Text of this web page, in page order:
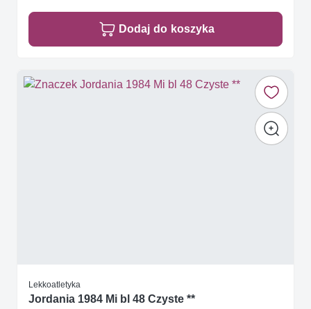
Dodaj do koszyka
Lekkoatletyka
Jordania 1984 Mi bl 48 Czyste **